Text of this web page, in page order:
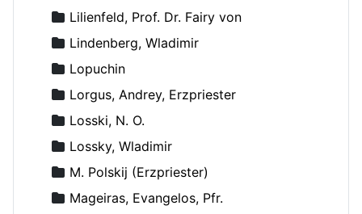
Lilienfeld, Prof. Dr. Fairy von
Lindenberg, Wladimir
Lopuchin
Lorgus, Andrey, Erzpriester
Losski, N. O.
Lossky, Wladimir
M. Polskij (Erzpriester)
Mageiras, Evangelos, Pfr.